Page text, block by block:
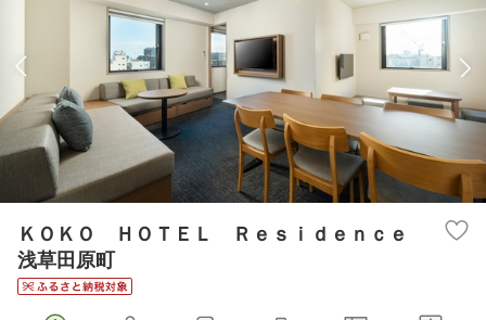
ＫＯＫＯ ＨＯＴＥＬ Ｒｅｓｉｄｅｎｃｅ
浅草田原町